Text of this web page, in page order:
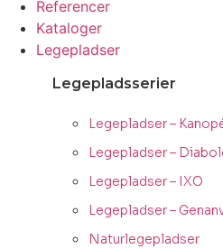
Referencer
Kataloger
Legepladser
Legepladsserier
Legepladser –
Legepladser –
Legepladser – IXO
Legepladser –
Naturlegepladser